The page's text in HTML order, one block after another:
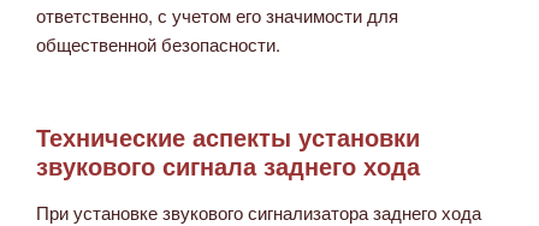
ответственно, с учетом его значимости для
общественной безопасности.
Технические аспекты установки
звукового сигнала заднего хода
При установке звукового сигнализатора заднего хода